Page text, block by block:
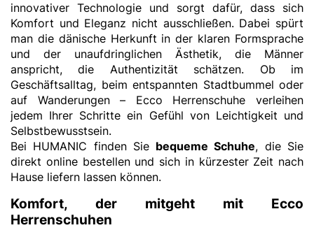
innovativer Technologie und sorgt dafür, dass sich
Komfort und Eleganz nicht ausschließen. Dabei spürt
man die dänische Herkunft in der klaren Formsprache
und der unaufdringlichen Ästhetik, die Männer
anspricht, die Authentizität schätzen. Ob im
Geschäftsalltag, beim entspannten Stadtbummel oder
auf Wanderungen – Ecco Herrenschuhe verleihen
jedem Ihrer Schritte ein Gefühl von Leichtigkeit und
Selbstbewusstsein.
Bei HUMANIC finden Sie bequeme Schuhe, die Sie
direkt online bestellen und sich in kürzester Zeit nach
Hause liefern lassen können.
Komfort, der mitgeht mit Ecco
Herrenschuhen